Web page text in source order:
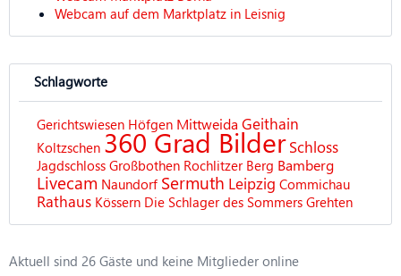
Webcam auf dem Marktplatz in Leisnig
Schlagworte
Gerichtswiesen Höfgen Mittweida Geithain
Koltzschen 360 Grad Bilder Schloss
Jagdschloss Großbothen Rochlitzer Berg Bamberg
Livecam Naundorf Sermuth Leipzig Commichau
Rathaus Kössern Die Schlager des Sommers Grehten
Aktuell sind 26 Gäste und keine Mitglieder online